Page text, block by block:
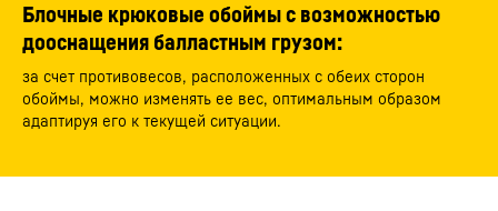
Блочные крюковые обоймы с возможностью
дооснащения балластным грузом:
за счет противовесов, расположенных с обеих сторон
обоймы, можно изменять ее вес, оптимальным образом
адаптируя его к текущей ситуации.